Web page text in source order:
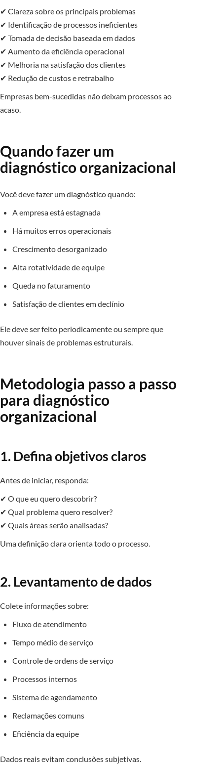
✔ Clareza sobre os principais problemas
✔ Identificação de processos ineficientes
✔ Tomada de decisão baseada em dados
✔ Aumento da eficiência operacional
✔ Melhoria na satisfação dos clientes
✔ Redução de custos e retrabalho
Empresas bem-sucedidas não deixam processos ao
acaso.
Quando fazer um
diagnóstico organizacional
Você deve fazer um diagnóstico quando:
A empresa está estagnada
Há muitos erros operacionais
Crescimento desorganizado
Alta rotatividade de equipe
Queda no faturamento
Satisfação de clientes em declínio
Ele deve ser feito periodicamente ou sempre que
houver sinais de problemas estruturais.
Metodologia passo a passo
para diagnóstico
organizacional
1. Defina objetivos claros
Antes de iniciar, responda:
✔ O que eu quero descobrir?
✔ Qual problema quero resolver?
✔ Quais áreas serão analisadas?
Uma definição clara orienta todo o processo.
2. Levantamento de dados
Colete informações sobre:
Fluxo de atendimento
Tempo médio de serviço
Controle de ordens de serviço
Processos internos
Sistema de agendamento
Reclamações comuns
Eficiência da equipe
Dados reais evitam conclusões subjetivas.